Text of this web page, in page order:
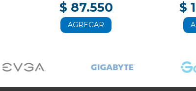
$ 87.550
AGREGAR
$